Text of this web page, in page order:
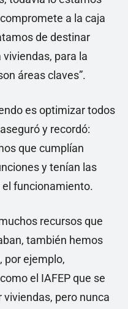
a la caja
de destinar
para la
áreas claves”.
es optimizar todos
y recordó:
que cumplían
y tenían las
funcionamiento.
recursos que
también hemos
por ejemplo,
el IAFEP que se
pero nunca